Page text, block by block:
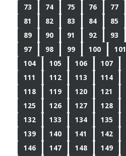
73
74 75 76 77
81
82 83 84 85
89
90 91 92 93
97
98 99 100 101
104
105 106 107
111
112 113 114
118
119 120 121
125
126 127 128
132
133 134 135
139
140 141 142
146
147 148 149